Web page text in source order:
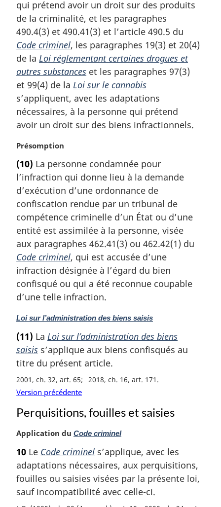
r
g
i
n
a
e
:
qui prétend avoir un droit sur des produits
de la criminalité, et les paragraphes
490.4(3) et 490.41(3) et l’article 490.5 du
Code criminel, les paragraphes 19(3) et 20(4)
de la Loi réglementant certaines drogues et
autres substances et les paragraphes 97(3)
et 99(4) de la Loi sur le cannabis
s’appliquent, avec les adaptations
nécessaires, à la personne qui prétend
avoir un droit sur des biens infractionnels.
N
t
e
m
a
g
i
n
a
l
e
:
Présomption
(10) La personne condamnée pour
l’infraction qui donne lieu à la demande
d’exécution d’une ordonnance de
confiscation rendue par un tribunal de
compétence criminelle d’un État ou d’une
entité est assimilée à la personne, visée
aux paragraphes 462.41(3) ou 462.42(1) du
Code criminel, qui est accusée d’une
infraction désignée à l’égard du bien
confisqué ou qui a été reconnue coupable
d’une telle infraction.
N
t
e
m
r
g
n
l
e
Loi sur l’administration des biens saisis
(11) La Loi sur l’administration des biens
saisis s’applique aux biens confisqués au
titre du présent article.
2001, ch. 32, art. 65 2018, ch. 16, art. 171
Version précédente
Perquisitions, fouilles et saisies
N
t
e
m
r
Application du Code criminel
10 Le Code criminel s’applique, avec les
adaptations nécessaires, aux perquisitions,
fouilles ou saisies visées par la présente loi,
sauf incompatibilité avec celle-ci.